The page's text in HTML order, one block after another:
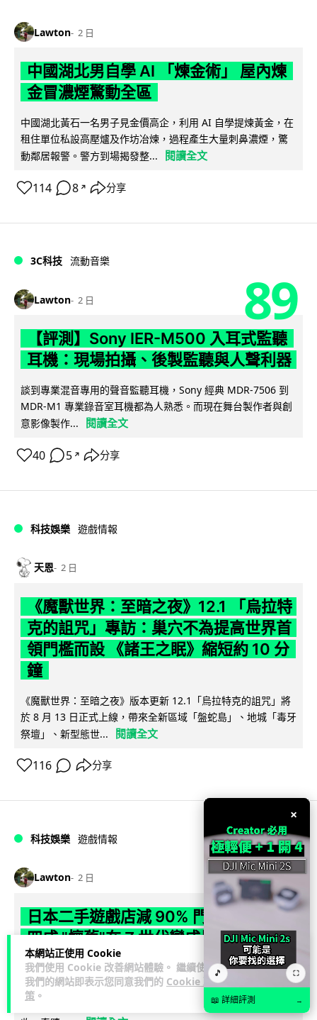
本網站正使用 Cookie
我們使用 Cookie 改善網站體驗。 繼續使用
我們的網站即表示您同意我們的 Cookie 政
策 。
Lawton 2 日
中國湖北男自學 AI 「煉金術」 屋內煉
金冒濃煙驚動全區
中國湖北黃石一名男子見金價高企，利用 AI 自學提煉黃金，在
租住單位私設高壓爐及作坊冶煉，過程產生大量刺鼻濃煙，驚
動鄰居報警。警方到場揭發整...
閱讀全文
114 8 ↗ 分享
3C科技 流動音樂
Lawton 2 日 89
【評測】Sony IER-M500 入耳式監聽
耳機：現場拍攝、後製監聽與人聲利器
談到專業混音專用的聲音監聽耳機，Sony 經典 MDR-7506 到
MDR-M1 專業錄音室耳機都為人熟悉。而現在舞台製作者與創
意影像製作...
閱讀全文
40 5 ↗ 分享
科技娛樂 遊戲情報
天恩 2 日
《魔獸世界：至暗之夜》12.1 「烏拉特
克的詛咒」專訪：巢穴不為提高世界首
領門檻而設 《諸王之眠》縮短約 10 分
鐘
《魔獸世界：至暗之夜》版本更新 12.1「烏拉特克的詛咒」將
於 8 月 13 日正式上線，帶來全新區域「盤蛇島」、地城「毒牙
祭壇」、新型態世...
閱讀全文
116 分享
科技娛樂 遊戲情報
Lawton 2 日
日本二手遊戲店減 90% 門市 業績反增
四成 "懷舊"在 Z 世代變成最潮「新鮮
感」
日本零售巨頭 GEO 將懷舊遊戲銷售門市從 1,000 間大幅減至
99 間，但銷售額卻不降反升至過往的 1.4 倍。做到「減店增
×
🎵 ⛶
📖 詳細評測 →